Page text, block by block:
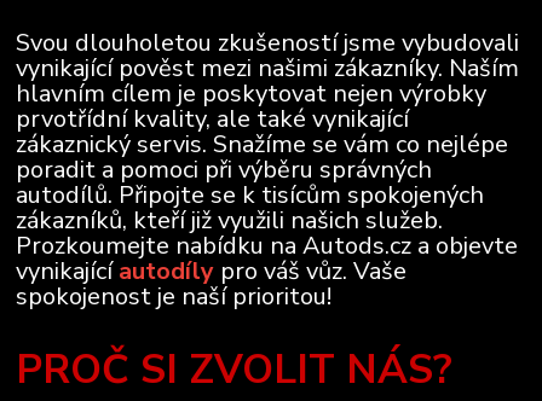
Svou dlouholetou zkušeností jsme vybudovali
vynikající pověst mezi našimi zákazníky. Naším
hlavním cílem je poskytovat nejen výrobky
prvotřídní kvality, ale také vynikající
zákaznický servis. Snažíme se vám co nejlépe
poradit a pomoci při výběru správných
autodílů. Připojte se k tisícům spokojených
zákazníků, kteří již využili našich služeb.
Prozkoumejte nabídku na Autods.cz a objevte
vynikajícíautodíly pro váš vůz. Vaše
spokojenost je naší prioritou!
PROČ SI ZVOLIT NÁS?